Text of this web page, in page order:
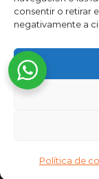
consentir o retirar
negativamente a
Política de
★★★★★
La verdad es que
día. ¡Estoy muy
servicio!
Desarrollado por